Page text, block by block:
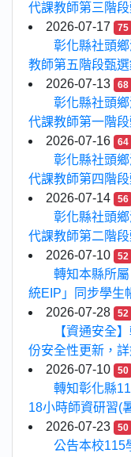
代課教師第三階段
2026-07-17
75
彰化縣社頭
教師第五階段甄選
2026-07-13
68
彰化縣社頭
代課教師第一階段
2026-07-16
64
彰化縣社頭
代課教師第四階段
2026-07-14
56
彰化縣社頭
代課教師第二階段
2026-07-10
52
轉知本縣所
統EIP」同步學生
2026-07-28
52
【資通安全
份安全性更新，詳
2026-07-10
50
轉知彰化縣
18小時師資研習(
2026-07-23
50
公告本校115